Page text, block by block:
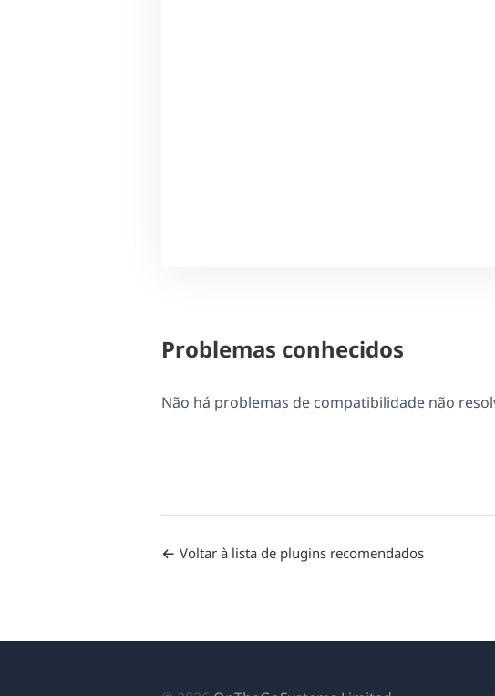
Problemas conhecidos
Não há problemas de compatibilidade não
Voltar à lista de plugins recomendados